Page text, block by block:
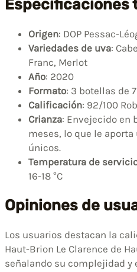
Especificaciones
Origen: DOP Pessac-
Variedades de uva:
Franc, Merlot
Año: 2020
Formato: 3 botellas de
Calificación: 92/100
Crianza: Envejecido en
meses, lo que le
únicos.
Temperatura de
16-18 °C
Opiniones de
Los usuarios destacan la
Haut-Brion Le Clarence de
señalando su complejidad y